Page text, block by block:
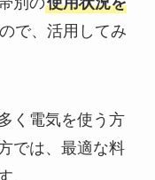
で、活用してみ
く電気を使う方
では、最適な料